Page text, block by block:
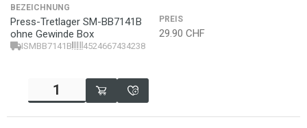
BEZEICHNUNG
Press-Tretlager SM-BB7141B
ohne Gewinde Box
ISMBB7141B 4524667434238
PREIS
29.90 CHF